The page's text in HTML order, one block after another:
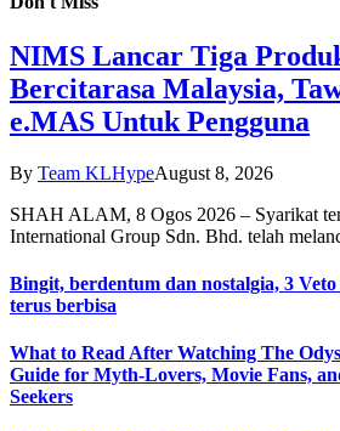
NIMS Lancar Tiga
Bercitarasa Malaysia,
e.MAS Untuk Pengguna
By Team KLHypeAugust 8, 2026
SHAH ALAM, 8 Ogos 2026 – Syarikat
International Group Sdn. Bhd. telah
Bingit, berdentum dan nostalgia, 3
terus berbisa
What to Read After Watching The
Guide for Myth-Lovers, Movie Fans,
Seekers